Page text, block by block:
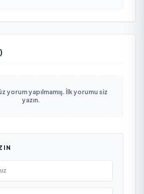
yorum yapılmamış. İlk yorumu siz
yazın.